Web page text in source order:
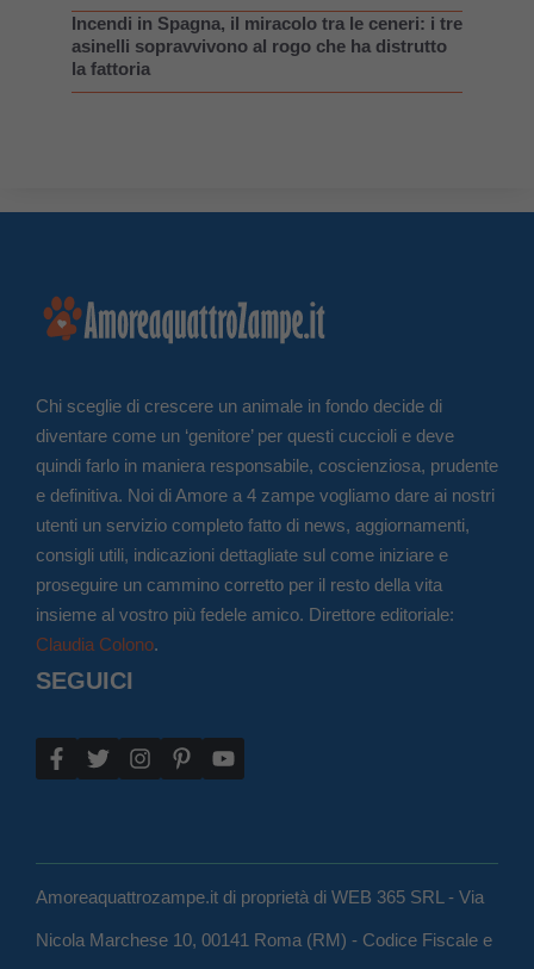
Incendi in Spagna, il miracolo tra le ceneri: i tre
asinelli sopravvivono al rogo che ha distrutto
la fattoria
Chi sceglie di crescere un animale in fondo decide di
diventare come un ‘genitore’ per questi cuccioli e deve
quindi farlo in maniera responsabile, coscienziosa, prudente
e definitiva. Noi di Amore a 4 zampe vogliamo dare ai nostri
utenti un servizio completo fatto di news, aggiornamenti,
consigli utili, indicazioni dettagliate sul come iniziare e
proseguire un cammino corretto per il resto della vita
insieme al vostro più fedele amico. Direttore editoriale:
Claudia Colono.
SEGUICI
Amoreaquattrozampe.it di proprietà di WEB 365 SRL - Via
Nicola Marchese 10, 00141 Roma (RM) - Codice Fiscale e